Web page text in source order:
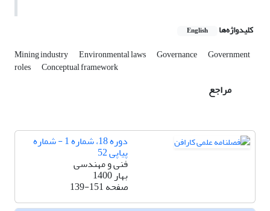
کلیدواژه‌ها English
Mining industry Environmental laws Governance Government
roles Conceptual framework
مراجع
دوره 18، شماره 1 - شماره
پیاپی 52
فنی و مهندسی
بهار 1400
صفحه139-151